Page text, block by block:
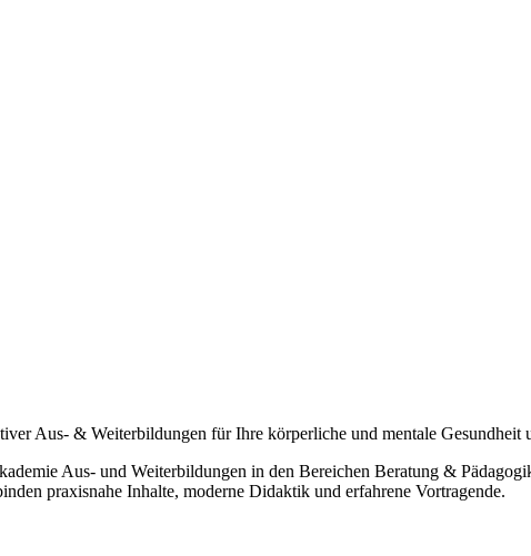
Aus- & Weiterbildungen für Ihre körperliche und mentale
Aus- und Weiterbildungen in den Bereichen Beratung &
praxisnahe Inhalte, moderne Didaktik und erfahrene Vortragende.